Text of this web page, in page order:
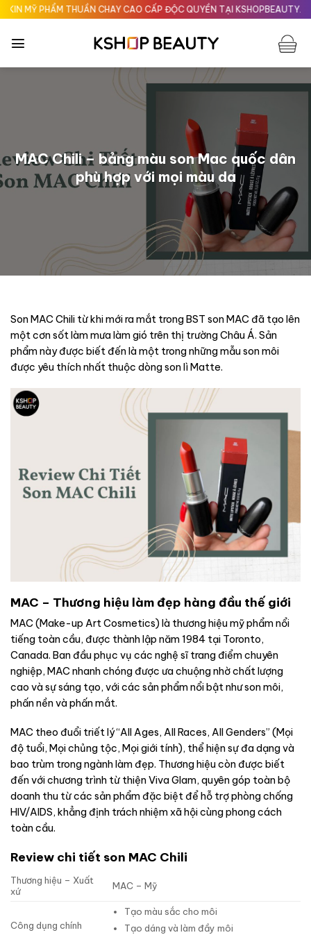
Chuyển
đến
nội
THUẦN CHAY CAO CẤP ĐỘC QUYỀN TẠI KSHOPBEAUTY.VN Giao
MAC Chili – bảng màu son Mac quốc dân
phù hợp với mọi màu da
Son MAC Chili từ khi mới ra mắt trong BST son MAC đã tạo lên
một cơn sốt làm mưa làm gió trên thị trường Châu Á. Sản
phẩm này được biết đến là một trong những mẫu son môi
được yêu thích nhất thuộc dòng son lì Matte.
MAC – Thương hiệu làm đẹp hàng đầu thế giới
MAC (Make-up Art Cosmetics) là thương hiệu mỹ phẩm nổi
tiếng toàn cầu, được thành lập năm 1984 tại Toronto,
Canada. Ban đầu phục vụ các nghệ sĩ trang điểm chuyên
nghiệp, MAC nhanh chóng được ưa chuộng nhờ chất lượng
cao và sự sáng tạo, với các sản phẩm nổi bật như son môi,
phấn nền và phấn mắt.
MAC theo đuổi triết lý “All Ages, All Races, All Genders” (Mọi
độ tuổi, Mọi chủng tộc, Mọi giới tính), thể hiện sự đa dạng và
bao trùm trong ngành làm đẹp. Thương hiệu còn được biết
đến với chương trình từ thiện Viva Glam, quyên góp toàn bộ
doanh thu từ các sản phẩm đặc biệt để hỗ trợ phòng chống
HIV/AIDS, khẳng định trách nhiệm xã hội cùng phong cách
toàn cầu.
Review chi tiết son MAC Chili
Thương hiệu – Xuất
xứ
MAC – Mỹ
Công dụng chính
Tạo màu sắc cho môi
Tạo dáng và làm đầy môi